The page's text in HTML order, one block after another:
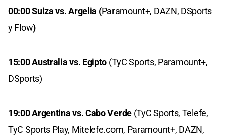
00:00 Suiza vs. Argelia (Paramount+, DAZN, DSports
y Flow)
15:00 Australia vs. Egipto (TyC Sports, Paramount+,
DSports)
19:00 Argentina vs. Cabo Verde (TyC Sports, Telefe,
TyC Sports Play, Mitelefe.com, Paramount+, DAZN,